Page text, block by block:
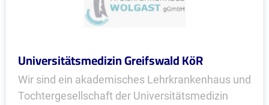
Universitätsmedizin Greifswald KöR
Wir sind ein akademisches Lehrkrankenhaus und
Tochtergesellschaft der Universitätsmedizin